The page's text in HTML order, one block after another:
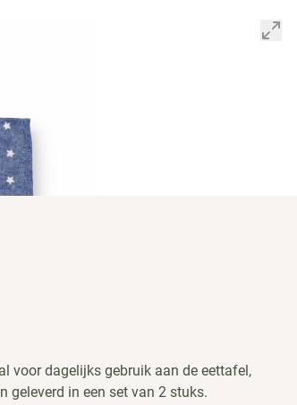
voor dagelijks gebruik aan de eettafel,
geleverd in een set van 2 stuks.